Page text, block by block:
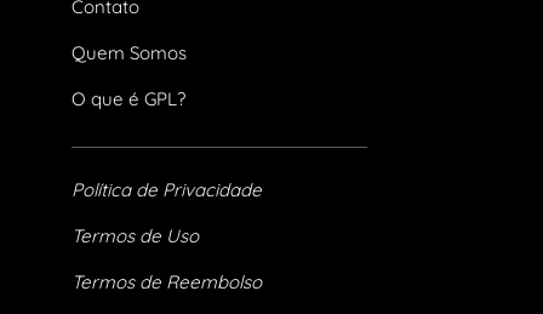
Contato
Quem Somos
O que é GPL?
Política de Privacidade
Termos de Uso
Termos de Reembolso